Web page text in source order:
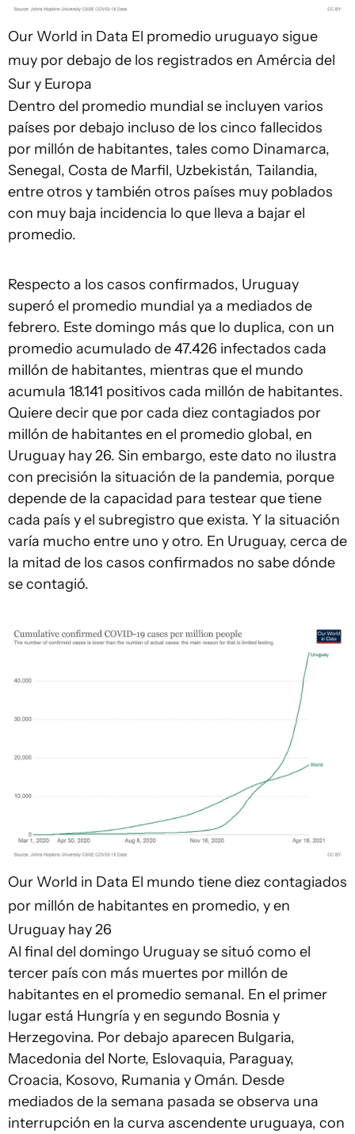
Our World in Data El promedio uruguayo sigue
muy por debajo de los registrados en Amércia del
Sur y Europa
Dentro del promedio mundial se incluyen varios
países por debajo incluso de los cinco fallecidos
por millón de habitantes, tales como Dinamarca,
Senegal, Costa de Marfil, Uzbekistán, Tailandia,
entre otros y también otros países muy poblados
con muy baja incidencia lo que lleva a bajar el
promedio.
Respecto a los casos confirmados, Uruguay
superó el promedio mundial ya a mediados de
febrero. Este domingo más que lo duplica, con un
promedio acumulado de 47.426 infectados cada
millón de habitantes, mientras que el mundo
acumula 18.141 positivos cada millón de habitantes.
Quiere decir que por cada diez contagiados por
millón de habitantes en el promedio global, en
Uruguay hay 26. Sin embargo, este dato no ilustra
con precisión la situación de la pandemia, porque
depende de la capacidad para testear que tiene
cada país y el subregistro que exista. Y la situación
varía mucho entre uno y otro. En Uruguay, cerca de
la mitad de los casos confirmados no sabe dónde
se contagió.
Our World in Data El mundo tiene diez contagiados
por millón de habitantes en promedio, y en
Uruguay hay 26
Al final del domingo Uruguay se situó como el
tercer país con más muertes por millón de
habitantes en el promedio semanal. En el primer
lugar está Hungría y en segundo Bosnia y
Herzegovina. Por debajo aparecen Bulgaria,
Macedonia del Norte, Eslovaquia, Paraguay,
Croacia, Kosovo, Rumania y Omán. Desde
mediados de la semana pasada se observa una
interrupción en la curva ascendente uruguaya, con